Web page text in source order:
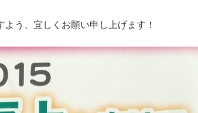
う、宜しくお願い申し上げます！